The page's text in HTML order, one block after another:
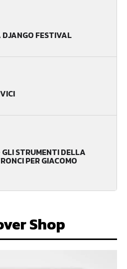
FESTIVAL
STRUMENTI DELLA
PER GIACOMO
Shop